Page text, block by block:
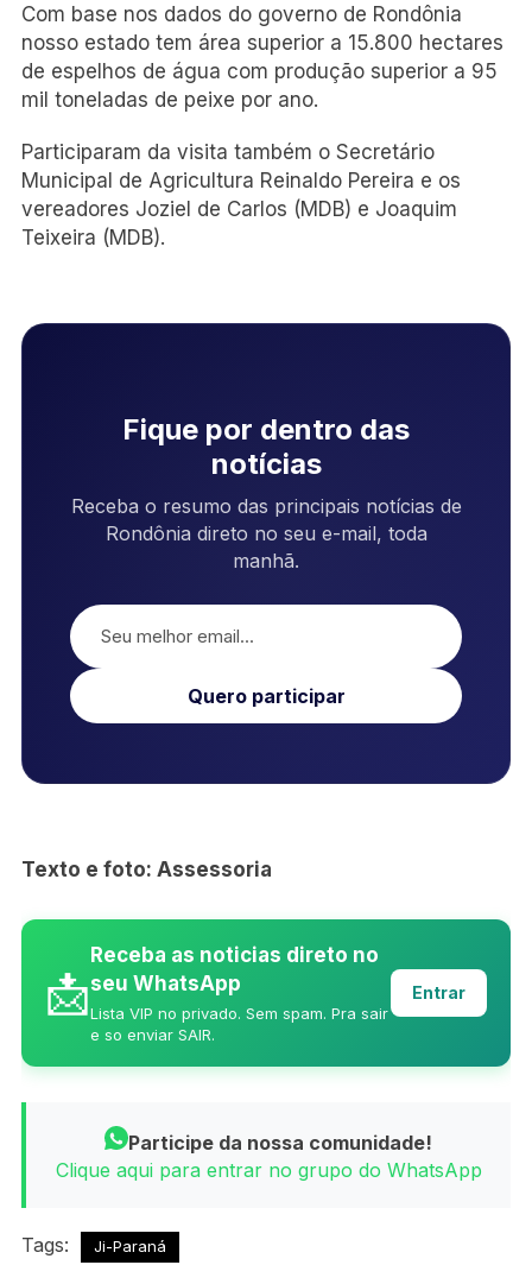
Com base nos dados do governo de Rondônia
nosso estado tem área superior a 15.800 hectares
de espelhos de água com produção superior a 95
mil toneladas de peixe por ano.
Participaram da visita também o Secretário
Municipal de Agricultura Reinaldo Pereira e os
vereadores Joziel de Carlos (MDB) e Joaquim
Teixeira (MDB).
Fique por dentro das
notícias
Receba o resumo das principais notícias de
Rondônia direto no seu e-mail, toda
manhã.
Quero participar
Texto e foto: Assessoria
📩
Receba as noticias direto no
seu WhatsApp
Lista VIP no privado. Sem spam. Pra sair
e so enviar SAIR.
Entrar
Participe da nossa comunidade!
Clique aqui para entrar no grupo do WhatsApp
Tags: Ji-Paraná